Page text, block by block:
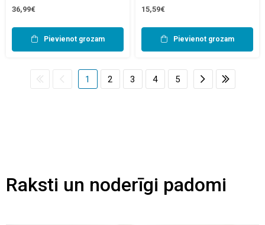
36,99€
Pievienot grozam
15,59€
Pievienot grozam
1 2 3 4 5
Raksti un noderīgi padomi